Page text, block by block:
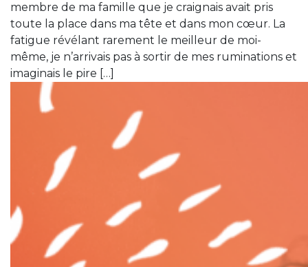
membre de ma famille que je craignais avait pris
toute la place dans ma tête et dans mon cœur. La
fatigue révélant rarement le meilleur de moi-
même, je n’arrivais pas à sortir de mes ruminations et
imaginais le pire […]